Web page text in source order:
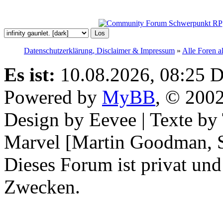
Datenschutzerklärung, Disclaimer & Impressum » Alle Foren
Es ist: 10.08.2026, 08:25
Powered by MyBB, ©
Design by Eevee | Texte
Marvel [Martin Goodman,
Dieses Forum ist privat
Zwecken.